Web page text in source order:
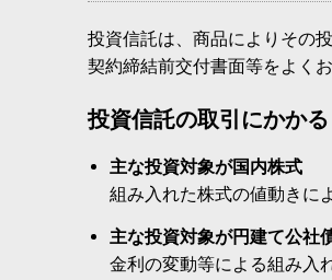
投資信託は、商品によりその
契約締結前交付書面等をよく
投資信託の取引にかか
主な投資対象が国内株式
組み入れた株式の値動きに
主な投資対象が円建て公社
金利の変動等による組み入